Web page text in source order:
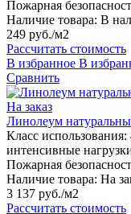
Пожарная
Наличие товара: В
249 руб./м2
Рассчитать стоимость
В избранное В
Сравнить
На заказ
Линолеум
Класс использования:
интенсивные
Пожарная
Наличие товара: На
3 137 руб./м2
Рассчитать стоимость